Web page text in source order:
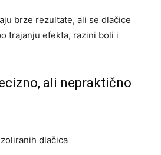
brze rezultate, ali se dlačice
trajanju efekta, razini boli i
ali nepraktično
dlačica